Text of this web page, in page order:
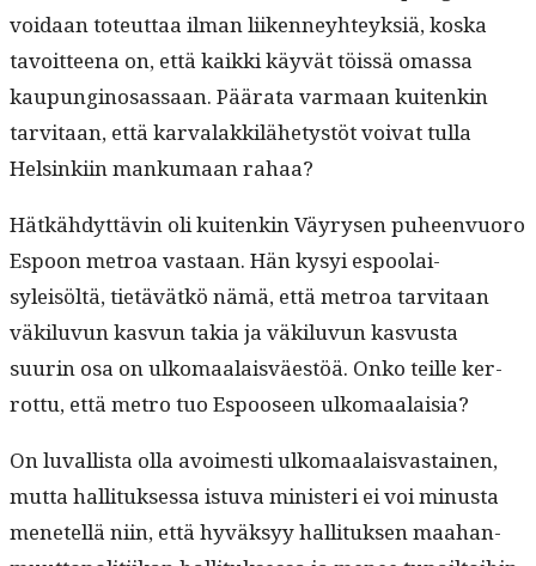
voidaan toteut­taa ilman liiken­ney­hteyk­siä, kos­ka
tavoit­teena on, että kaik­ki käyvät töis­sä omas­sa
kaupungi­nosas­saan. Päära­ta var­maan kuitenkin
tarvi­taan, että kar­valakkilähetys­töt voivat tul­la
Helsinki­in manku­maan rahaa?
Hätkähdyt­tävin oli kuitenkin Väyry­sen puheen­vuoro
Espoon metroa vas­taan. Hän kysyi espoolai­
syleisöltä, tietävätkö nämä, että metroa tarvi­taan
väk­ilu­vun kasvun takia ja väk­ilu­vun kasvus­ta
suurin osa on ulko­maalaisväestöä. Onko teille ker­
rot­tu, että metro tuo Espooseen ulkomaalaisia?
On luval­lista olla avoimesti ulko­maalais­vas­tainen,
mut­ta hal­li­tuk­ses­sa istu­va min­is­teri ei voi minus­ta
menetel­lä niin, että hyväksyy hal­li­tuk­sen maa­han­